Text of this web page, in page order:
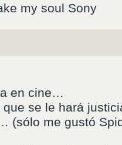
my soul Sony
en cine…
que se le hará
(sólo me gustó